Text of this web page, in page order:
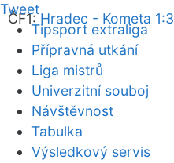
ČF1:Hradec - Kometa 1:3
Tweet
Tipsport extraliga
Přípravná utkání
Liga mistrů
Univerzitní souboj
Návštěvnost
Tabulka
Výsledkový servis